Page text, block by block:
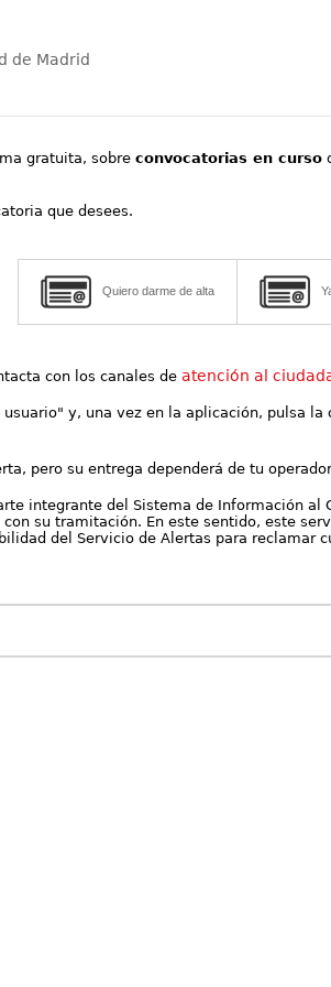
de Madrid
gratuita, sobreconvocatorias en curso
que desees.
Quiero darme de alta
con los canales deatención al
y, una vez en la aplicación, pulsa la
pero su entrega dependerá de tu
integrante del Sistema de Información al
su tramitación. En este sentido, este
del Servicio de Alertas para reclamar